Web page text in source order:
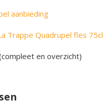
aanbieding
Trappe Quadrupel fles 75cl
en overzicht)